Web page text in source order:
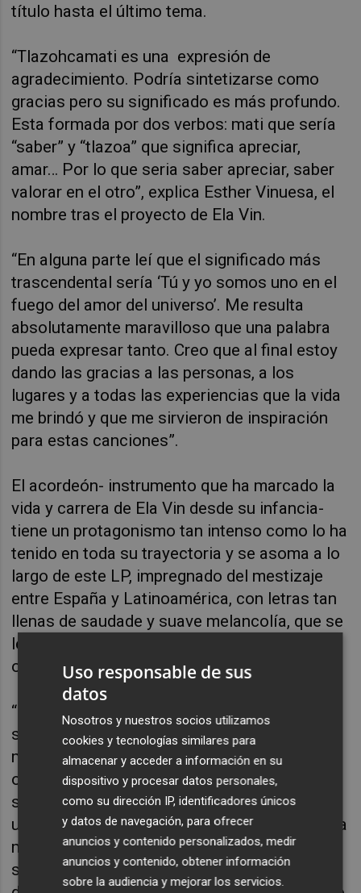
título hasta el último tema.
“Tlazohcamati es una expresión de
agradecimiento. Podría sintetizarse como
gracias pero su significado es más profundo.
Esta formada por dos verbos: mati que sería
“saber” y “tlazoa” que significa apreciar,
amar… Por lo que seria saber apreciar, saber
valorar en el otro”, explica Esther Vinuesa, el
nombre tras el proyecto de Ela Vin.
“En alguna parte leí que el significado más
trascendental sería ‘Tú y yo somos uno en el
fuego del amor del universo’. Me resulta
absolutamente maravilloso que una palabra
pueda expresar tanto. Creo que al final estoy
dando las gracias a las personas, a los
lugares y a todas las experiencias que la vida
me brindó y que me sirvieron de inspiración
para estas canciones”.
El acordeón- instrumento que ha marcado la
vida y carrera de Ela Vin desde su infancia-
tiene un protagonismo tan intenso como lo ha
tenido en toda su trayectoria y se asoma a lo
largo de este LP, impregnado del mestizaje
entre España y Latinoamérica, con letras tan
llenas de saudade y suave melancolía, que se
leen como una carta de despedida que cruza
océanos.
“Es un instrumento completísimo y con la
suficiente personalidad para no necesitar
mucho más. Tiene ese toque nostálgico de
otro tiempo, ese lamento en su sonido que
supongo conecta conmigo. La gente siente
una gran simpatía, siempre le sabe a poco y a
mí, por el contrario me da miedo saturar,
siendo el instrumento que, por otro lado más
Uso responsable de sus
datos
Nosotros y nuestros socios utilizamos
cookies y tecnologías similares para
almacenar y acceder a información en su
dispositivo y procesar datos personales,
como su dirección IP, identificadores únicos
y datos de navegación, para ofrecer
anuncios y contenido personalizados, medir
anuncios y contenido, obtener información
sobre la audiencia y mejorar los servicios.